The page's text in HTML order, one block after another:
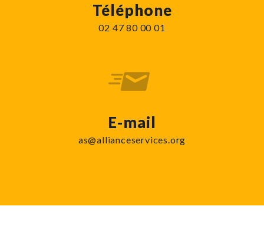
Téléphone
02 47 80 00 01
E-mail
as@allianceservices.org